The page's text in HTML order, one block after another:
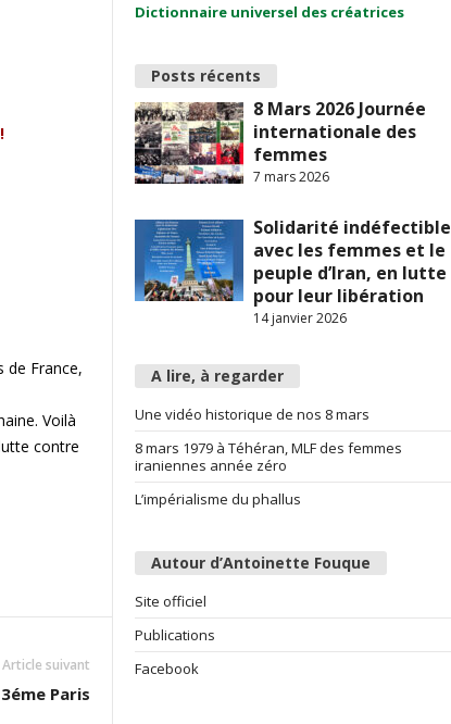
de France,
Voilà
contre
Article suivant
Paris
Dictionnaire universel des créatrices
Posts récents
8 Mars 2026 Journée
internationale des
femmes
7 mars 2026
Solidarité indéfectible
avec les femmes et le
peuple d’Iran, en lutte
pour leur libération
14 janvier 2026
A lire, à regarder
Une vidéo historique de nos 8 mars
8 mars 1979 à Téhéran, MLF des femmes
iraniennes année zéro
L’impérialisme du phallus
Autour d’Antoinette Fouque
Site officiel
Publications
Facebook